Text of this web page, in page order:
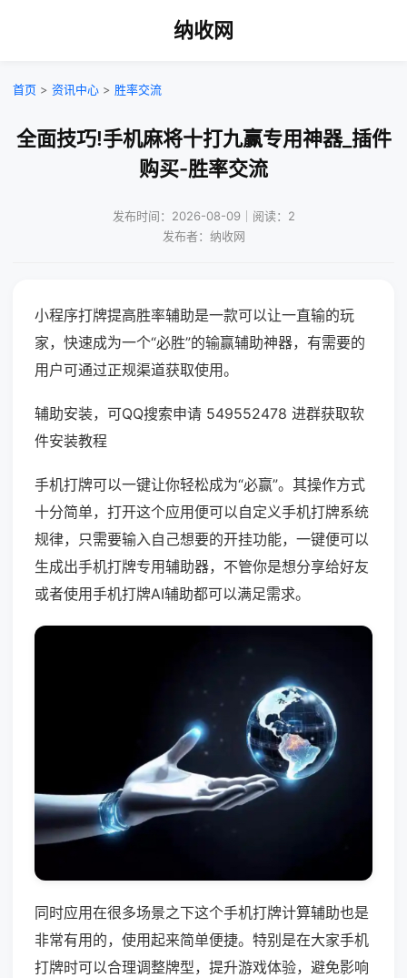
纳收网
首页 > 资讯中心 > 胜率交流
全面技巧!手机麻将十打九赢专用神器_插件
购买-胜率交流
发布时间：2026-08-09｜阅读：2
发布者：纳收网
小程序打牌提高胜率辅助是一款可以让一直输的玩
家，快速成为一个“必胜”的输赢辅助神器，有需要的
用户可通过正规渠道获取使用。
辅助安装，可QQ搜索申请 549552478 进群获取软
件安装教程
手机打牌可以一键让你轻松成为“必赢”。其操作方式
十分简单，打开这个应用便可以自定义手机打牌系统
规律，只需要输入自己想要的开挂功能，一键便可以
生成出手机打牌专用辅助器，不管你是想分享给好友
或者使用手机打牌AI辅助都可以满足需求。
同时应用在很多场景之下这个手机打牌计算辅助也是
非常有用的，使用起来简单便捷。特别是在大家手机
打牌时可以合理调整牌型，提升游戏体验，避免影响